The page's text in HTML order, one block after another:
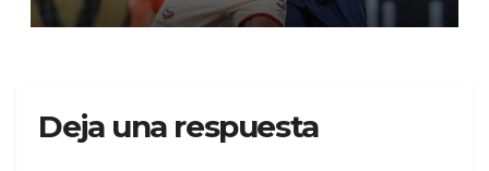
Deja una respuesta